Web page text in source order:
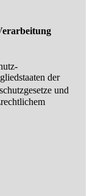
der
und